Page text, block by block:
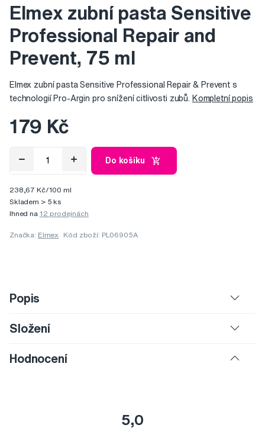
Elmex zubní pasta Sensitive
Professional Repair and
Prevent, 75 ml
Elmex zubní pasta Sensitive Professional Repair & Prevent s
technologií Pro-Argin pro snížení citlivosti zubů. Kompletní popis
179 Kč
Do košíku
238,67 Kč/100 ml
Skladem > 5 ks
Ihned na 12 prodejnách
Značka: Elmex Kód zboží: PL06905A
Popis
Složení
Hodnocení
5,0